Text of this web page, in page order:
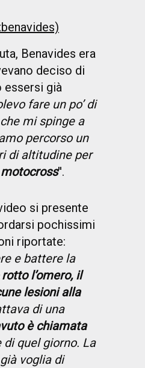
Benavides era
deciso di
essersi già
fare un po’ di
mi spinge a
percorso un
di altitudine per
''.
si presente
pochissimi
riportate:
e battere la
l’omero, il
lesioni alla
di una
è chiamata
quel giorno. La
voglia di